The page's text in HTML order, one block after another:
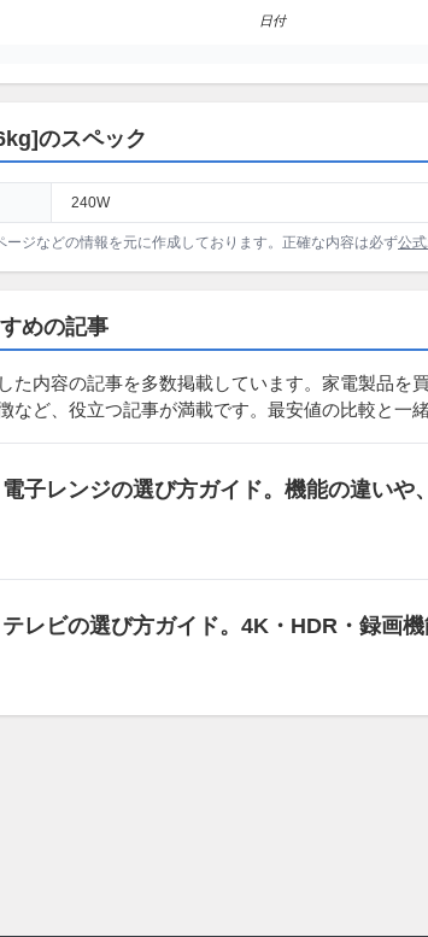
日付
のスペック
240W
ジなどの情報を元に作成しております。正確な内容は必ず公
めの記事
た内容の記事を多数掲載しています。家電製品を
など、役立つ記事が満載です。最安値の比較と一
電子レンジの選び方ガイド。機能の違いや
テレビの選び方ガイド。4K・HDR・録画